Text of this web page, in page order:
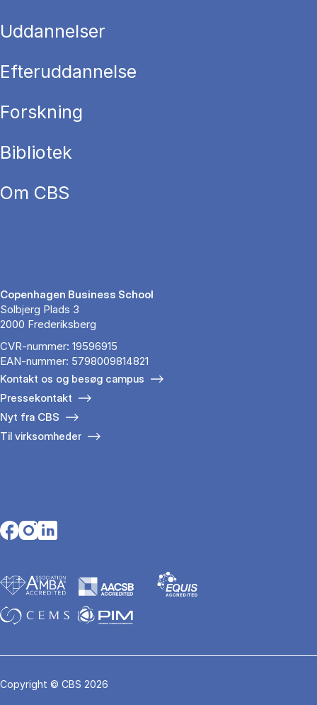
Uddannelser
Efteruddannelse
Forskning
Bibliotek
Om CBS
Copenhagen Business School
Solbjerg Plads 3
2000 Frederiksberg
CVR-nummer: 19596915
EAN-nummer: 5798009814821
Kontakt os og besøg campus
Pressekontakt
Nyt fra CBS
Til virksomheder
Opens in a new tab
Opens in a new tab
Opens in a new tab
Copyright © CBS 2026